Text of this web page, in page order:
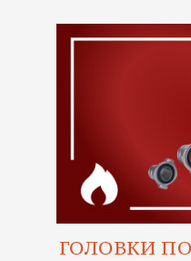
ГОЛОВКИ